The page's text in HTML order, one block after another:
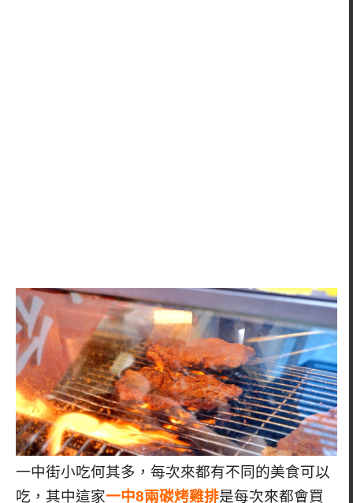
一中街小吃何其多，每次來都有不同的美食可以
吃，其中這家一中8兩碳烤雞排是每次來都會買